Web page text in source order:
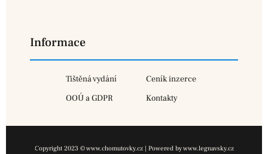
Informace
Tištěná vydání
Ceník inzerce
OOÚ a GDPR
Kontakty
Copyright 2023 © www.chomutovky.cz | Powered by www.legnavsky.cz